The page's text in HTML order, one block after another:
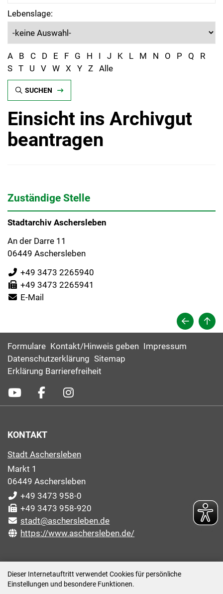
Dieser Internetauftritt verwendet Cookies für persönliche
Einstellungen und besondere Funktionen.
Lebenslage:
A B C D E F G H I J K L M N O P Q
R
S T U V W X Y Z Alle
SUCHEN
Einsicht ins Archivgut
beantragen
Zuständige Stelle
Stadtarchiv Aschersleben
An der Darre 11
06449 Aschersleben
+49 3473 2265940
+49 3473 2265941
E-Mail
Formulare Kontakt/Hinweis geben Impressum
Datenschutzerklärung Sitemap
Erklärung Barrierefreiheit
KONTAKT
Stadt Aschersleben
Markt 1
06449 Aschersleben
+49 3473 958-0
+49 3473 958-920
stadt@aschersleben.de
https://www.aschersleben.de/
Montag: 09:00-12:00 /14:00-15:00 Uhr